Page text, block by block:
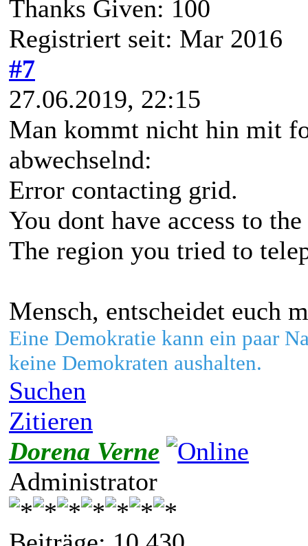
Thanks Given: 100
Registriert seit: Mar 2016
#7
27.06.2019, 22:15
Man kommt nicht hin mit
abwechselnd:
Error contacting grid.
You dont have access to
The region you tried to
Mensch, entscheidet euch
Eine Demokratie kann ein paar
keine Demokraten aushalten.
Suchen
Zitieren
Dorena Verne
Administrator